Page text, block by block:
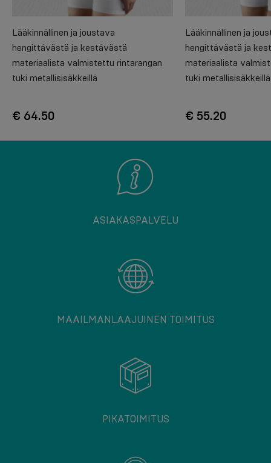
Lääkinnällinen ja joustava
hengittävästä ja kestävästä
materiaalista valmistettu rintarangan
tuki metallisisäkkeillä
€ 64.50
Lääkinnällinen ja
hengittävästä ja
materiaalista
tuki metallisisäkkeillä
€ 55.20
ASIAKASPALVELU
MAAILMANLAAJUINEN TOIMITUS
PIKATOIMITUS